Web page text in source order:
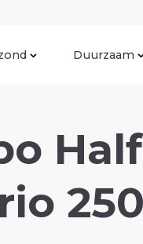
Duurzaam